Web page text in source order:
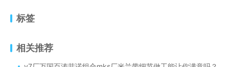
标签
相关推荐